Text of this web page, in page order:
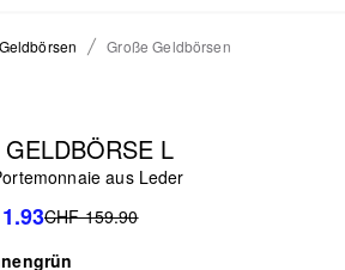
Geldbörsen Große Geldbörsen
GELDBÖRSE L
aus Leder
CHF 159.90